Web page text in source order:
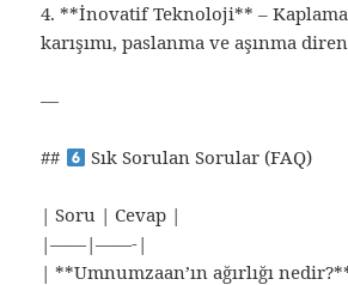
4. **İnovatif Teknoloji** –
karışımı, paslanma ve aşınma
—
## Sık Sorulan Sorular (FAQ)
| Soru | Cevap |
|——|——-|
| **Umnumzaan’ın ağırlığı